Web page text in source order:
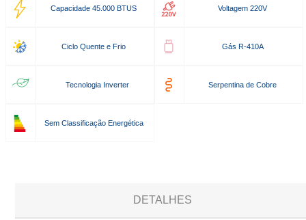
Capacidade 45.000 BTUS Voltagem 220V
Ciclo Quente e Frio Gás R-410A
Tecnologia Inverter Serpentina de Cobre
Sem Classificação Energética
DETALHES